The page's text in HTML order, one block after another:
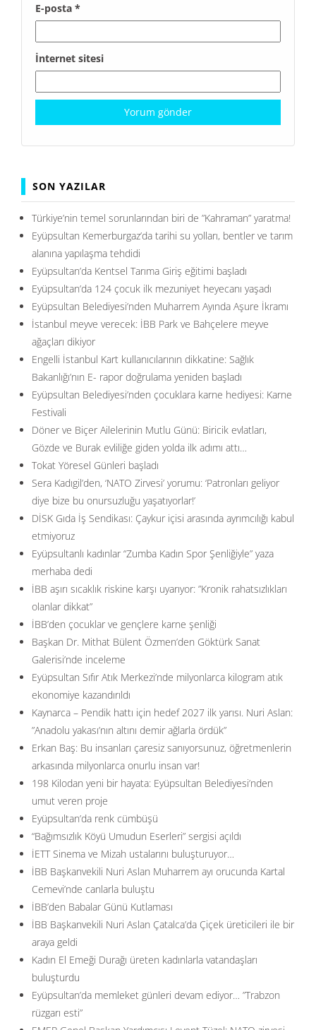
E-posta *
İnternet sitesi
SON YAZILAR
Türkiye’nin temel sorunlarından biri de ”Kahraman” yaratma!
Eyüpsultan Kemerburgaz’da tarihi su yolları, bentler ve tarım
alanına yapılaşma tehdidi
Eyüpsultan’da Kentsel Tarıma Giriş eğitimi başladı
Eyüpsultan’da 124 çocuk ilk mezuniyet heyecanı yaşadı
Eyüpsultan Belediyesi’nden Muharrem Ayında Aşure İkramı
İstanbul meyve verecek: İBB Park ve Bahçelere meyve
ağaçları dikiyor
Engelli İstanbul Kart kullanıcılarının dikkatine: Sağlık
Bakanlığı’nın E- rapor doğrulama yeniden başladı
Eyüpsultan Belediyesi’nden çocuklara karne hediyesi: Karne
Festivali
Döner ve Biçer Ailelerinin Mutlu Günü: Biricik evlatları,
Gözde ve Burak evliliğe giden yolda ilk adımı attı…
Tokat Yöresel Günleri başladı
Sera Kadıgil’den, ‘NATO Zirvesi’ yorumu: ‘Patronları geliyor
diye bize bu onursuzluğu yaşatıyorlar!’
DİSK Gıda İş Sendikası: Çaykur içisi arasında ayrımcılığı kabul
etmiyoruz
Eyüpsultanlı kadınlar “Zumba Kadın Spor Şenliğiyle” yaza
merhaba dedi
İBB aşırı sıcaklık riskine karşı uyarıyor: ”Kronik rahatsızlıkları
olanlar dikkat”
İBB’den çocuklar ve gençlere karne şenliği
Başkan Dr. Mithat Bülent Özmen’den Göktürk Sanat
Galerisi’nde inceleme
Eyüpsultan Sıfır Atık Merkezi’nde milyonlarca kilogram atık
ekonomiye kazandırıldı
Kaynarca – Pendik hattı için hedef 2027 ilk yarısı. Nuri Aslan:
”Anadolu yakası’nın altını demir ağlarla ördük”
Erkan Baş: Bu insanları çaresiz sanıyorsunuz, öğretmenlerin
arkasında milyonlarca onurlu insan var!
198 Kilodan yeni bir hayata: Eyüpsultan Belediyesi’nden
umut veren proje
Eyüpsultan’da renk cümbüşü
“Bağımsızlık Köyü Umudun Eserleri” sergisi açıldı
İETT Sinema ve Mizah ustalarını buluşturuyor…
İBB Başkanvekili Nuri Aslan Muharrem ayı orucunda Kartal
Cemevi’nde canlarla buluştu
İBB’den Babalar Günü Kutlaması
İBB Başkanvekili Nuri Aslan Çatalca’da Çiçek üreticileri ile bir
araya geldi
Kadın El Emeği Durağı üreten kadınlarla vatandaşları
buluşturdu
Eyüpsultan’da memleket günleri devam ediyor… ”Trabzon
rüzgarı esti”